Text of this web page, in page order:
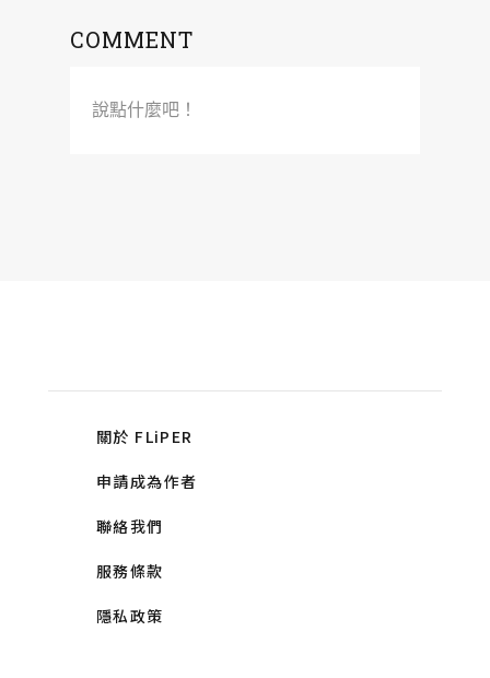
COMMENT
說點什麼吧！
關於 FLiPER
申請成為作者
聯絡我們
服務條款
隱私政策